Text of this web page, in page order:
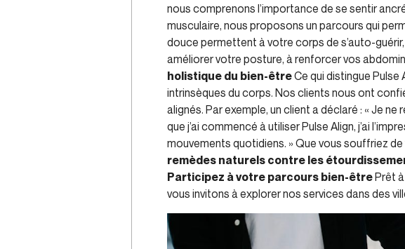
nous comprenons l’importance de se sentir
musculaire, nous proposons un parcours qui
douce permettent à votre corps de s’auto-
améliorer votre posture, à renforcer vos
holistique du bien-êtreCe qui distingue
intrinsèques du corps. Nos clients nous ont
alignés. Par exemple, un client a déclaré : « Je
que j’ai commencé à utiliser Pulse Align, j’ai
mouvements quotidiens. » Que vous souffriez de
remèdes naturels contre les
Participez à votre parcours bien-êtrePrêt
vous invitons à explorer nos services dans des